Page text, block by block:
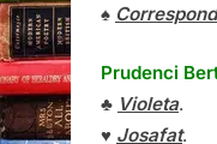
♠
Prudenci
♣ Violeta.
♥ Josafat.